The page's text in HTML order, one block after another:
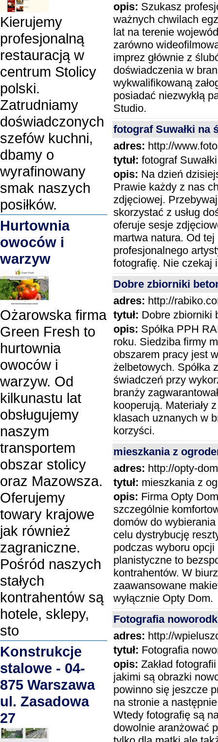
opis: Szukasz
ważnych chwilach
lat na terenie
zarówno
imprez głównie z
doświadczenia w
wykwalifikowaną
posiadać niezwykłą
Studio.
fotograf Suwałki na
adres: http://
tytuł: fotograf
opis: Na dzień
Prawie każdy z nas
zdjęciowej.
skorzystać z usług
oferuje sesje
martwa natura. Od tej
profesjonalnego
fotografię. Nie czekaj
Dobre zbiorniki
adres: http://
tytuł: Dobre zbiorniki
opis: Spółka PPH
roku. Siedziba firmy
obszarem pracy jest
żelbetowych. Spółka
świadczeń przy
branży
kooperują. Materiały
klasach uznanych w
korzyści.
mieszkania z
adres: http://opty-
tytuł: mieszkania z
opis: Firma Opty
szczególnie
domów do
celu dystrybucję
podczas wyboru
planistyczne to
kontrahentów. W
zaawansowane
wyłącznie Opty Dom.
Fotografia
adres: http://
tytuł: Fotografia
opis: Zakład
jakimi są obrazki
powinno się jeszcze
na stronie a
Wtedy fotografię są
dowolnie aranżować
Kierujemy
profesjonalną
restauracją w
centrum Stolicy
polski.
Zatrudniamy
doświadczonych
szefów kuchni,
dbamy o
wyrafinowany
smak naszych
posiłków.
Hurtownia
owoców i
warzyw
Ożarowska firma
Green Fresh to
hurtownia
owoców i
warzyw. Od
kilkunastu lat
obsługujemy
naszym
transportem
obszar stolicy
oraz Mazowsza.
Oferujemy
towary krajowe
jak również
zagraniczne.
Pośród naszych
stałych
kontrahentów są
hotele, sklepy,
sto
Konstrukcje
stalowe - 04-
875 Warszawa
ul. Zasadowa
27